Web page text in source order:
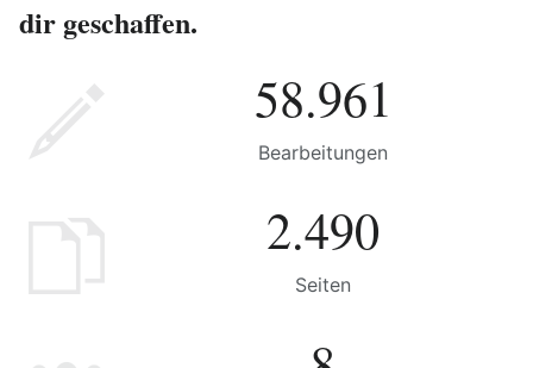
dir geschaffen.
58.961
Bearbeitungen
2.490
Seiten